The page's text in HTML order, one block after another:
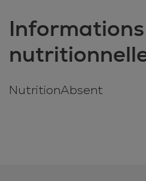
Informations
NutritionAbsent